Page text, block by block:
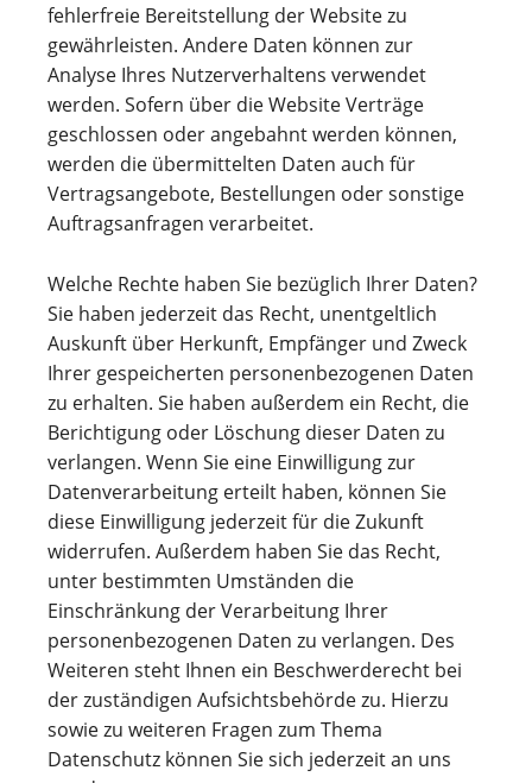
fehlerfreie Bereitstellung der Website zu
gewährleisten. Andere Daten können zur
Analyse Ihres Nutzerverhaltens verwendet
werden. Sofern über die Website Verträge
geschlossen oder angebahnt werden können,
werden die übermittelten Daten auch für
Vertragsangebote, Bestellungen oder sonstige
Auftragsanfragen verarbeitet.
Welche Rechte haben Sie bezüglich Ihrer Daten?
Sie haben jederzeit das Recht, unentgeltlich
Auskunft über Herkunft, Empfänger und Zweck
Ihrer gespeicherten personenbezogenen Daten
zu erhalten. Sie haben außerdem ein Recht, die
Berichtigung oder Löschung dieser Daten zu
verlangen. Wenn Sie eine Einwilligung zur
Datenverarbeitung erteilt haben, können Sie
diese Einwilligung jederzeit für die Zukunft
widerrufen. Außerdem haben Sie das Recht,
unter bestimmten Umständen die
Einschränkung der Verarbeitung Ihrer
personenbezogenen Daten zu verlangen. Des
Weiteren steht Ihnen ein Beschwerderecht bei
der zuständigen Aufsichtsbehörde zu. Hierzu
sowie zu weiteren Fragen zum Thema
Datenschutz können Sie sich jederzeit an uns